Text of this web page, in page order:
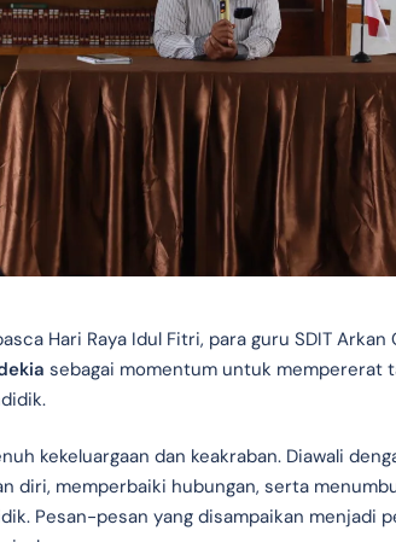
Hari Raya Idul Fitri, para guru SDIT
sebagai momentum untuk mempererat
kekeluargaan dan keakraban. Diawali
diri, memperbaiki hubungan, serta
Pesan-pesan yang disampaikan menjadi